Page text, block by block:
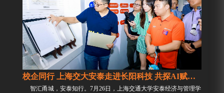
校企同行 上海交大安泰走进长阳科技 共探AI赋能新材料之路...
智汇甬城，安泰知行。7月26日，上海交通大学安泰经济与管理学